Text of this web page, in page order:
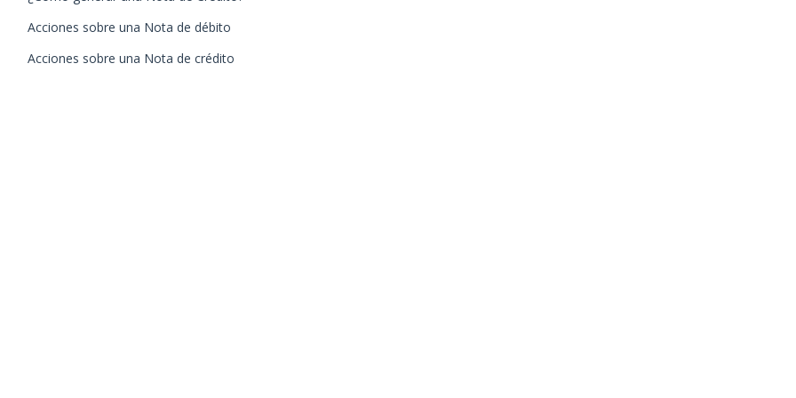
Acciones sobre una Nota de débito
Acciones sobre una Nota de crédito